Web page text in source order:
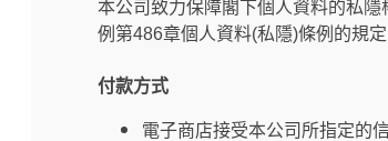
本公司致力保障閣下個人資料的私
例第486章個人資料(私隱)條例的規定
付款方式
電子商店接受本公司所指定的